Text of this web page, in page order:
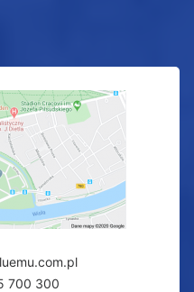
700 300